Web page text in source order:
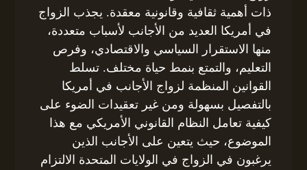
ذات أهمية ثقافية وقانونية معقدة. يجذب الزواج
في أمريكا العديد من الأجانب لأسباب متعددة،
منها الاستقرار السياسي والاقتصادي، وفرص
التعليم، والتمتع بنمط حياة مختلف. تسلط
القوانين المنظمة لزواج الأجانب في أمريكا
بالتفصيل بسهولة ومن غير تعقيدات الضوء على
كيفية تعامل النظام القانوني الأمريكي مع هذا
الموضوع، حيث يتعين على الأجانب الذين
يرغبون في الزواج في الولايات المتحدة الالتزام